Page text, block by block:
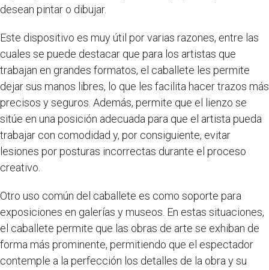
desean pintar o dibujar.
Este dispositivo es muy útil por varias razones, entre las
cuales se puede destacar que para los artistas que
trabajan en grandes formatos, el caballete les permite
dejar sus manos libres, lo que les facilita hacer trazos más
precisos y seguros. Además, permite que el lienzo se
sitúe en una posición adecuada para que el artista pueda
trabajar con comodidad y, por consiguiente, evitar
lesiones por posturas incorrectas durante el proceso
creativo.
Otro uso común del caballete es como soporte para
exposiciones en galerías y museos. En estas situaciones,
el caballete permite que las obras de arte se exhiban de
forma más prominente, permitiendo que el espectador
contemple a la perfección los detalles de la obra y su